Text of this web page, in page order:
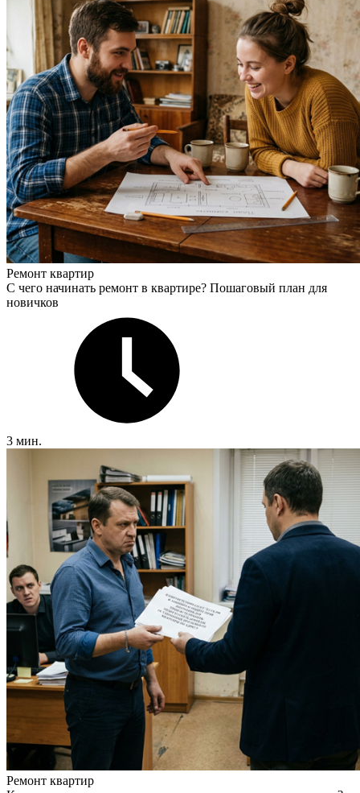
Ремонт квартир
С чего начинать ремонт в квартире? Пошаговый план для
новичков
3 мин.
Ремонт квартир